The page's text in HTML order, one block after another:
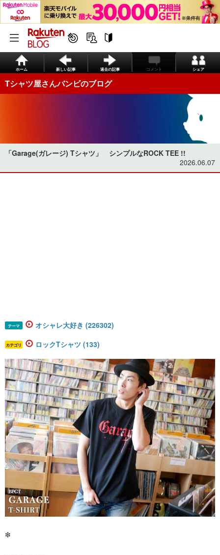
ホーム 新しい記事 過去の記事 コメント シェア
Tシャツ屋さんバンビのブログ
「Garage(ガレージ) Tシャツ」 シンプルなROCK TEE !!
2026.06.07
テーマ オシャレ大好き (226302)
カテゴリ ロックTシャツ (133)
❇︎